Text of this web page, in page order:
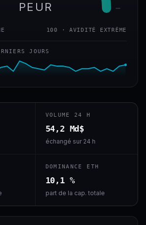
PEUR
100 · AVIDITÉ EXTRÊME
JOURS
VOLUME 24 H
54,2 Md$
échangé sur 24 h
DOMINANCE ETH
10,1 %
part de la cap. totale